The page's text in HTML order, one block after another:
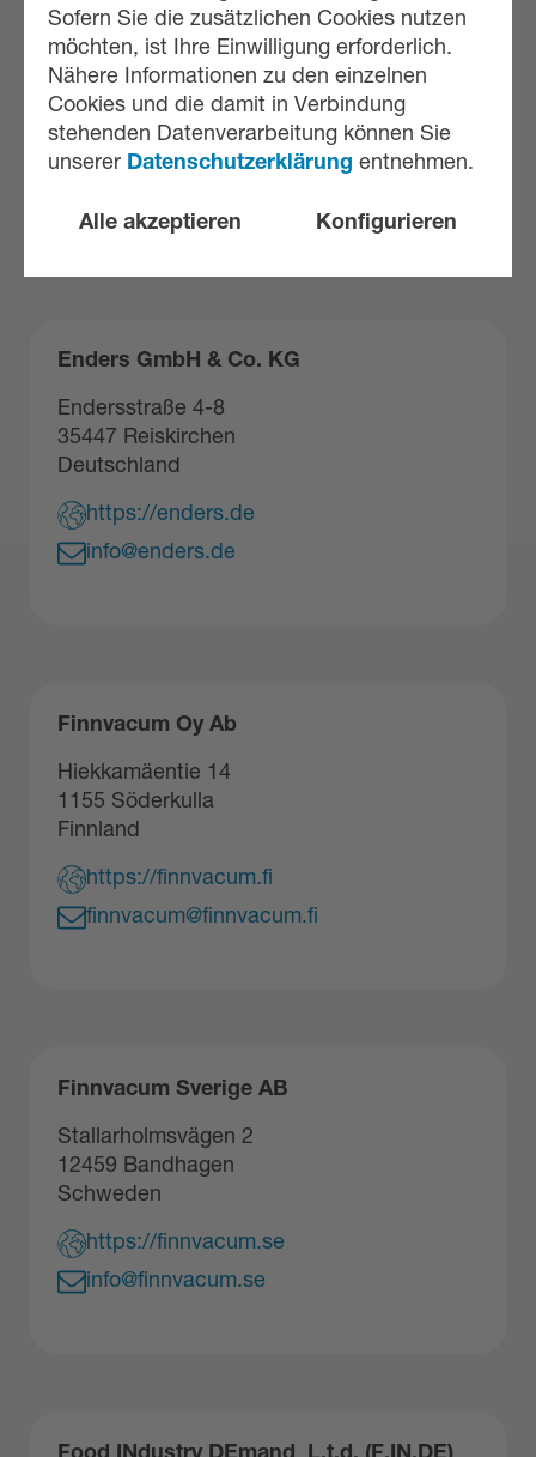
Sofern Sie die zusätzlichen Cookies nutzen
möchten, ist Ihre Einwilligung erforderlich.
Nähere Informationen zu den einzelnen
Cookies und die damit in Verbindung
stehenden Datenverarbeitung können Sie
unserer Datenschutzerklärung entnehmen.
Alle akzeptieren Konfigurieren
Str. Cartierului, Nr. 6 bl. 65, sc. A ap. 21
77045 Chitila
Rumänien
https://emerson-technik.eu
Enders GmbH & Co. KG
Endersstraße 4-8
35447 Reiskirchen
Deutschland
https://enders.de
info@enders.de
Finnvacum Oy Ab
Hiekkamäentie 14
1155 Söderkulla
Finnland
https://finnvacum.fi
finnvacum@finnvacum.fi
Finnvacum Sverige AB
Stallarholmsvägen 2
12459 Bandhagen
Schweden
https://finnvacum.se
info@finnvacum.se